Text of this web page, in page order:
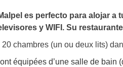
es perfecto para alojar
y WIFI. Su
20 chambres (un ou deux lits)
équipées d’une salle de